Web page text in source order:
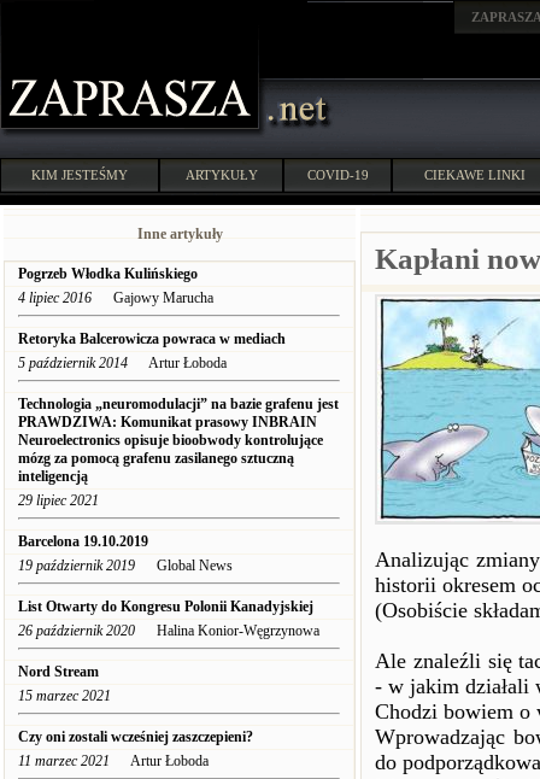
KIM JESTEŚMY ARTYKUŁY COVID-19 CIEKAWE LINKI
Inne artykuły
Pogrzeb Włodka Kulińskiego
4 lipiec 2016 Gajowy Marucha
Retoryka Balcerowicza powraca w mediach
5 październik 2014 Artur Łoboda
Technologia „neuromodulacji” na bazie grafenu jest
PRAWDZIWA: Komunikat prasowy INBRAIN
Neuroelectronics opisuje bioobwody kontrolujące
mózg za pomocą grafenu zasilanego sztuczną
inteligencją
29 lipiec 2021
Barcelona 19.10.2019
19 październik 2019 Global News
List Otwarty do Kongresu Polonii Kanadyjskiej
26 październik 2020 Halina Konior-Węgrzynowa
Nord Stream
15 marzec 2021
Czy oni zostali wcześniej zaszczepieni?
11 marzec 2021 Artur Łoboda
Kapłani
Analizując
historii okresem
(Osobiście
Ale znaleźli się
- w jakim działali
Chodzi bowiem o
Wprowadzając
do